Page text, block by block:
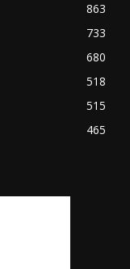
863
733
680
518
515
465